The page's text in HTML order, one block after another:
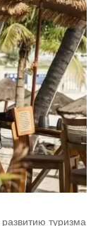
туризма